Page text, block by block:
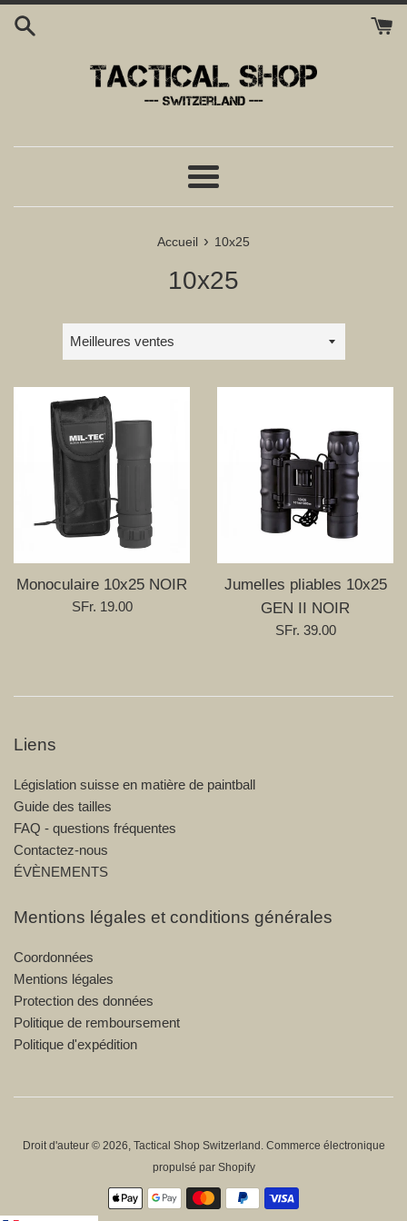
Passer
Menu
Accueil › 10x25
10x25
Trier
Monoculaire 10x25 NOIR
Prix
SFr. 19.00
Jumelles pliables 10x25
GEN II NOIR
Prix
SFr. 39.00
Liens
Législation suisse en matière de paintball
Guide des tailles
FAQ - questions fréquentes
Contactez-nous
ÉVÈNEMENTS
Mentions légales et conditions générales
Coordonnées
Mentions légales
Protection des données
Politique de remboursement
Politique d'expédition
Droit d'auteur © 2026, Tactical Shop Switzerland Commerce électronique
propulsé par Shopify
Icônes